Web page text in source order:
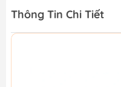
Thông Tin Chi Tiết